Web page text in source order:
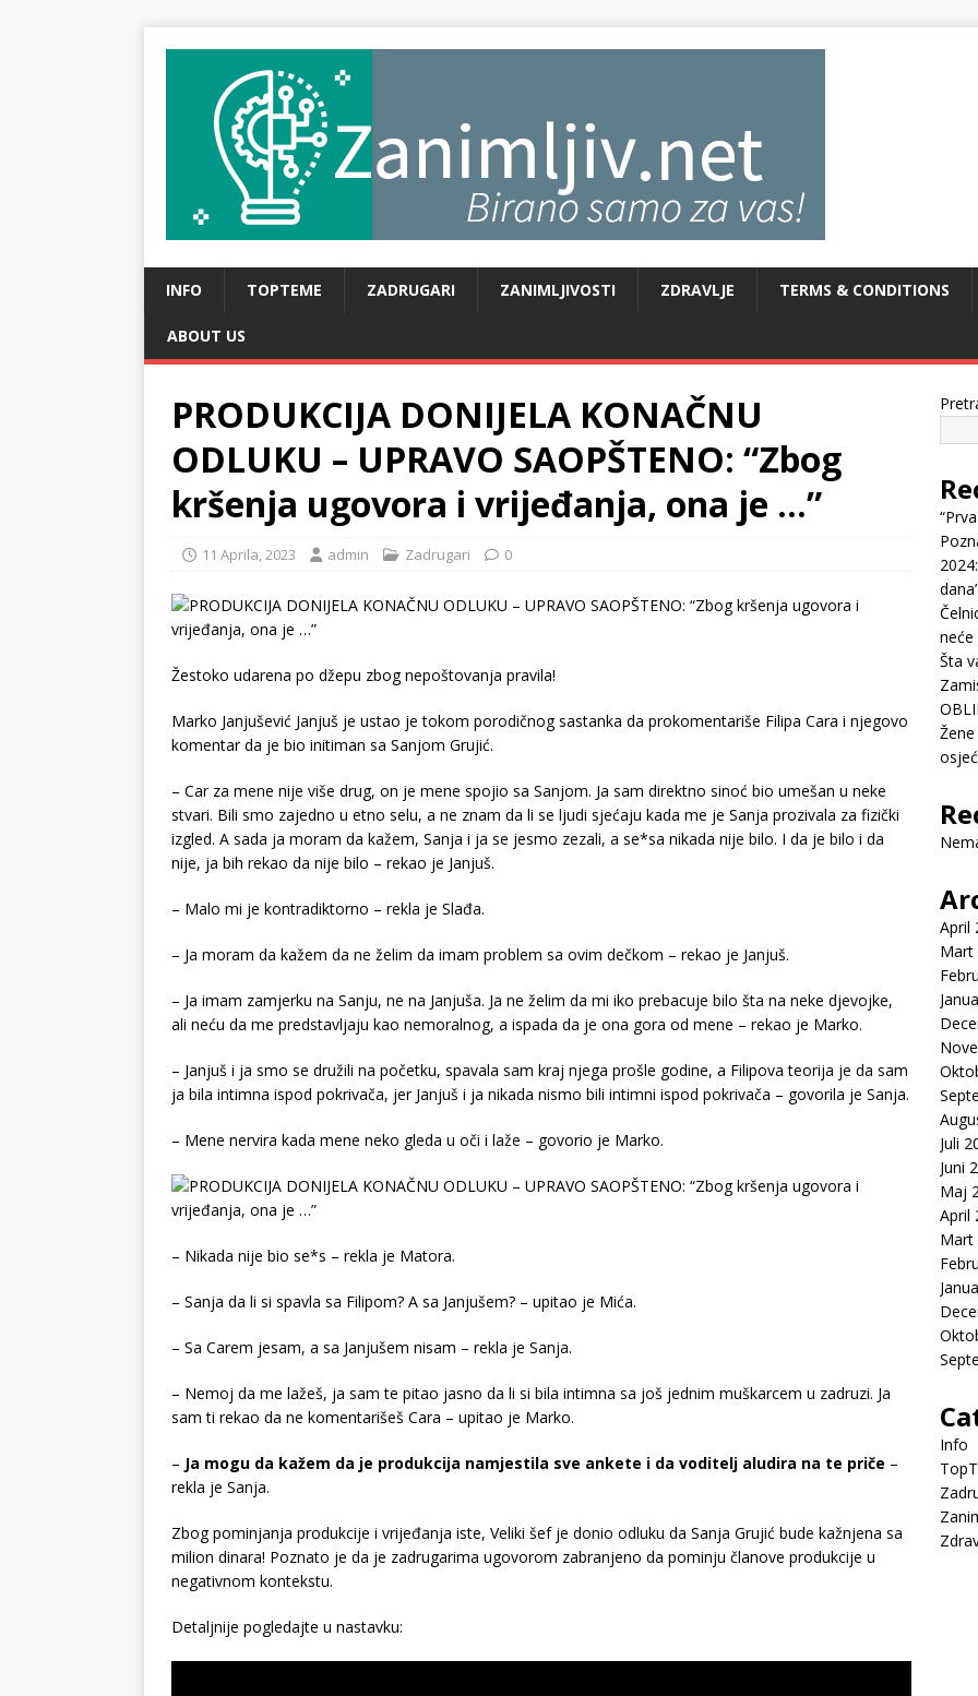
INFO TOPTEME ZADRUGARI ZANIMLJIVOSTI ZDRAVLJE TERMS & CONDITIONS
ABOUT US
PRODUKCIJA DONIJELA KONAČNU
ODLUKU – UPRAVO SAOPŠTENO: “Zbog
kršenja ugovora i vrijeđanja, ona je …”
11 Aprila, 2023 admin Zadrugari 0
Žestoko udarena po džepu zbog nepoštovanja pravila!
Marko Janjušević Janjuš je ustao je tokom porodičnog sastanka da prokomentariše Filipa Cara i njegovo
komentar da je bio initiman sa Sanjom Grujić.
– Car za mene nije više drug, on je mene spojio sa Sanjom. Ja sam direktno sinoć bio umešan u neke
stvari. Bili smo zajedno u etno selu, a ne znam da li se ljudi sjećaju kada me je Sanja prozivala za fizički
izgled. A sada ja moram da kažem, Sanja i ja se jesmo zezali, a se*sa nikada nije bilo. I da je bilo i da
nije, ja bih rekao da nije bilo – rekao je Janjuš.
– Malo mi je kontradiktorno – rekla je Slađa.
– Ja moram da kažem da ne želim da imam problem sa ovim dečkom – rekao je Janjuš.
– Ja imam zamjerku na Sanju, ne na Janjuša. Ja ne želim da mi iko prebacuje bilo šta na neke djevojke,
ali neću da me predstavljaju kao nemoralnog, a ispada da je ona gora od mene – rekao je Marko.
– Janjuš i ja smo se družili na početku, spavala sam kraj njega prošle godine, a Filipova teorija je da sam
ja bila intimna ispod pokrivača, jer Janjuš i ja nikada nismo bili intimni ispod pokrivača – govorila je Sanja.
– Mene nervira kada mene neko gleda u oči i laže – govorio je Marko.
– Nikada nije bio se*s – rekla je Matora.
– Sanja da li si spavla sa Filipom? A sa Janjušem? – upitao je Mića.
– Sa Carem jesam, a sa Janjušem nisam – rekla je Sanja.
– Nemoj da me lažeš, ja sam te pitao jasno da li si bila intimna sa još jednim muškarcem u zadruzi. Ja
sam ti rekao da ne komentarišeš Cara – upitao je Marko.
– Ja mogu da kažem da je produkcija namjestila sve ankete i da voditelj aludira na te priče –
rekla je Sanja.
Zbog pominjanja produkcije i vrijeđanja iste, Veliki šef je donio odluku da Sanja Grujić bude kažnjena sa
milion dinara! Poznato je da je zadrugarima ugovorom zabranjeno da pominju članove produkcije u
negativnom kontekstu.
Detaljnije pogledajte u nastavku:
dana’
neće
Šta
April
Mart
Juli
Juni
Maj
April
Mart
Info